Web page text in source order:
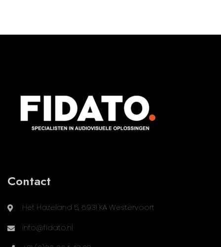
Contact
Het Hazeland 5, 6931 KA Westervoort
info@fidato.nl